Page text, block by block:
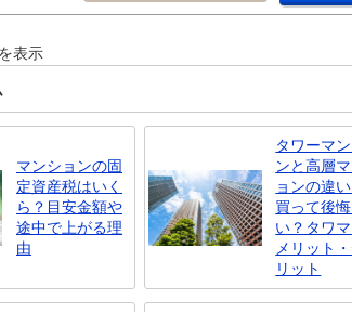
表示
マンションの固
定資産税はいく
ら？目安金額や
途中で上がる理
由
タワーマ
ンと高層
ョンの違
買って後
い？タワ
メリット
リット